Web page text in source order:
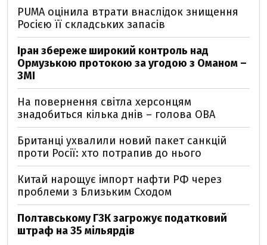
PUMA оцінила втрати внаслідок знищення
Росією її складських запасів
Іран збереже широкий контроль над
Ормузькою протокою за угодою з Оманом –
ЗМІ
На повернення світла херсонцям
знадобиться кілька днів – голова ОВА
Британці ухвалили новий пакет санкцій
проти Росії: хто потрапив до нього
Китай нарощує імпорт нафти РФ через
проблеми з Близьким Сходом
Полтавському ГЗК загрожує податковий
штраф на 35 мільярдів